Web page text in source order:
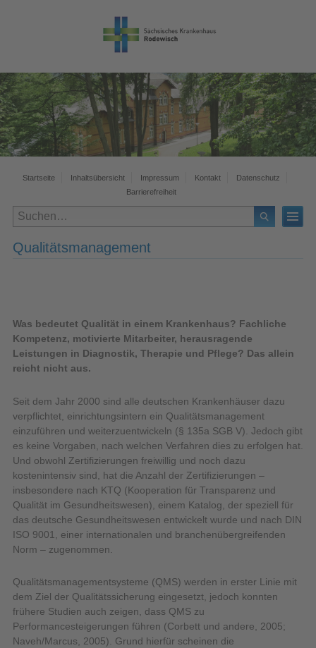
Startseite Inhaltsübersicht Impressum Kontakt
Datenschutz
Barrierefreiheit
Qualitätsmanagement
Was bedeutet Qualität in einem Krankenhaus? Fachliche
Kompetenz, motivierte Mitarbeiter, herausragende
Leistungen in Diagnostik, Therapie und Pflege? Das allein
reicht nicht aus.
Seit dem Jahr 2000 sind alle deutschen Krankenhäuser dazu
verpflichtet, einrichtungsintern ein Qualitätsma­nagement
einzuführen und weiterzuentwickeln (§ 135a SGB V). Jedoch gibt
es keine Vorgaben, nach welchen Verfahren dies zu erfolgen hat.
Und obwohl Zertifizie­rungen freiwillig und noch dazu
kostenintensiv sind, hat die Anzahl der Zertifizierungen –
insbesondere nach KTQ (Kooperation für Transparenz und
Qualität im Gesundheitswesen), einem Katalog, der speziell für
das deutsche Gesundheitswesen entwickelt wurde und nach DIN
ISO 9001, einer internationalen und branchenübergreifenden
Norm – zuge­nommen.
Qualitätsmanagementsysteme (QMS) werden in erster Linie mit
dem Ziel der Qualitätssicherung ein­gesetzt, jedoch konnten
frühere Studien auch zeigen, dass QMS zu
Performancesteigerungen führen (Corbett und andere, 2005;
Naveh/Marcus, 2005). Grund hier­für scheinen die